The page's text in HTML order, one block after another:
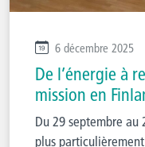
6 décembre 2025
De l’énergie à
mission en
Du 29 septembre au
plus